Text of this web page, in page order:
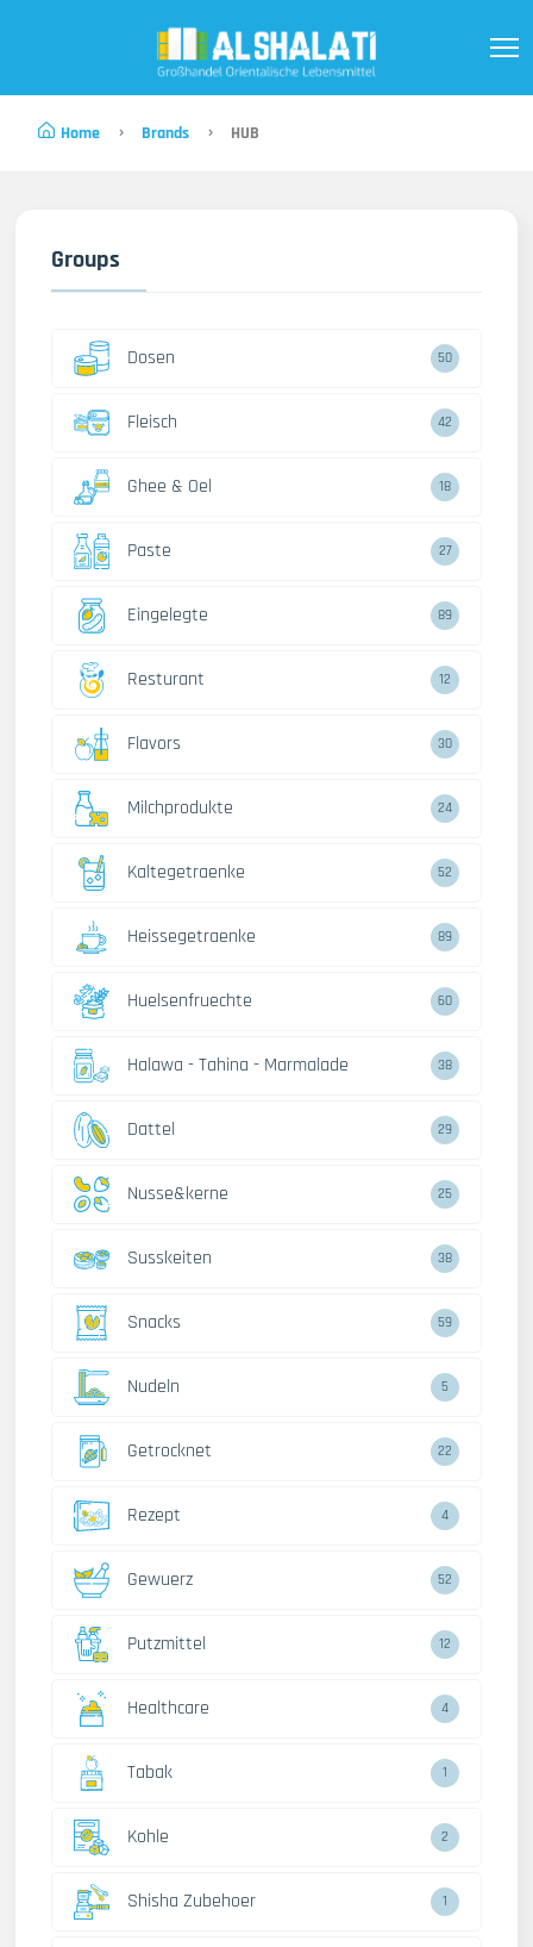
Home Brands HUB
Groups
Dosen 50
Fleisch 42
Ghee & Oel 18
Paste 27
Eingelegte 89
Resturant 12
Flavors 30
Milchprodukte 24
Kaltegetraenke 52
Heissegetraenke 89
Huelsenfruechte 60
Halawa - Tahina - Marmalade 38
Dattel 29
Nusse&kerne 25
Susskeiten 38
Snacks 59
Nudeln 5
Getrocknet 22
Rezept 4
Gewuerz 52
Putzmittel 12
Healthcare 4
Tabak 1
Kohle 2
Shisha Zubehoer 1